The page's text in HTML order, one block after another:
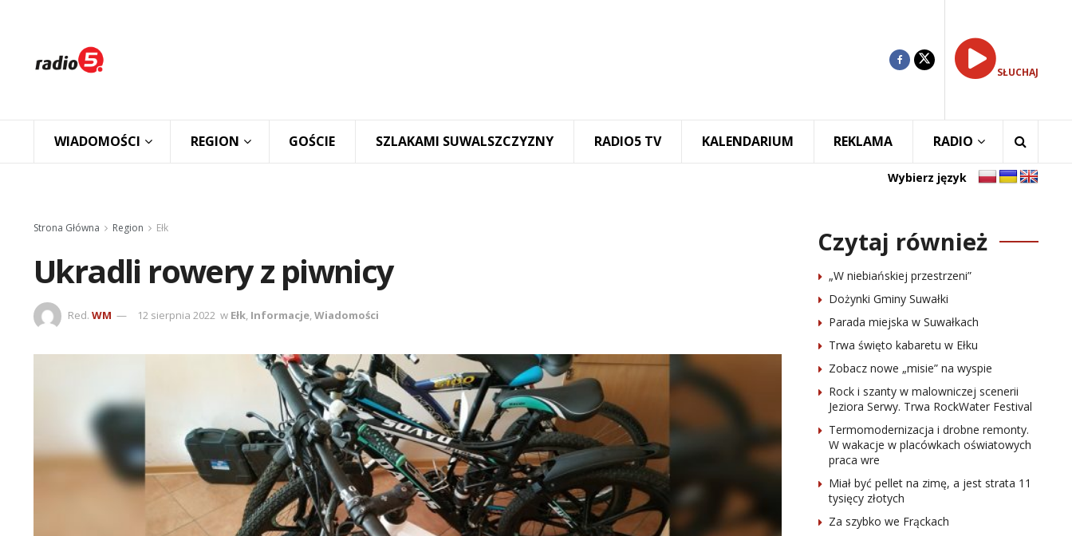
SŁUCHAJ
WIADOMOŚCI REGION GOŚCIE SZLAKAMI SUWALSZCZYZNY RADIO5 TV KALENDARIUM REKLAMA RADIO
Wybierz język
Strona Główna Region Ełk
Ukradli rowery z piwnicy
Red. WM 12 sierpnia 2022 w Ełk, Informacje,Wiadomości
Czytaj również
„W niebiańskiej przestrzeni”
Dożynki Gminy Suwałki
Parada miejska w Suwałkach
Trwa święto kabaretu w Ełku
Zobacz nowe „misie” na wyspie
Rock i szanty w malowniczej scenerii
Jeziora Serwy. Trwa RockWater Festival
Termomodernizacja i drobne remonty.
W wakacje w placówkach oświatowych
praca wre
Miał być pellet na zimę, a jest strata 11
tysięcy złotych
Za szybko we Frąckach